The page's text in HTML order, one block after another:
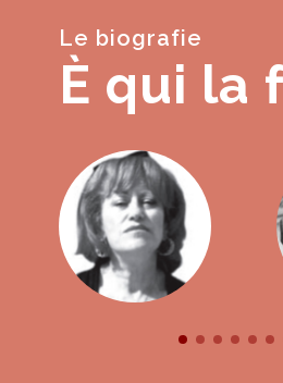
Le biografie
È qui la